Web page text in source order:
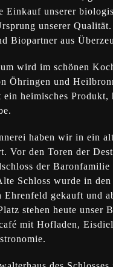
Einkauf unserer
unserer
Biopartner aus
wird im schönen
Öhringen und
ein heimisches Produkt,
haben wir in ein
Vor den Toren der
der
Schloss wurde in
Ehrenfeld gekauft und
stehen heute unser
mit Hofladen,